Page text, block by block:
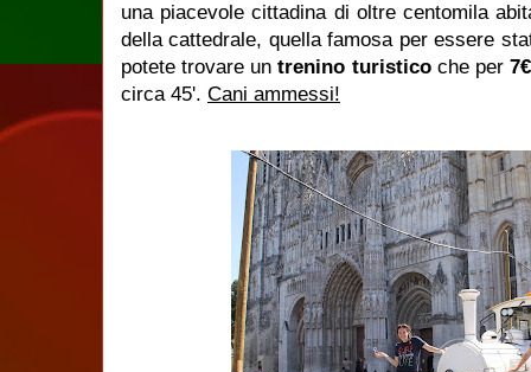
una piacevole cittadina di oltre centomila
della cattedrale, quella famosa per essere
potete trovare untrenino turisticoche per
circa 45'. Cani ammessi!